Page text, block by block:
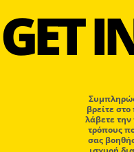
GET
βρείτε
λάβετε την
τρόπους
σας